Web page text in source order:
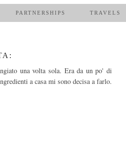
PARTNERSHIPS TRAVELS
una volta sola. Era da un po' di
a casa mi sono decisa a farlo.